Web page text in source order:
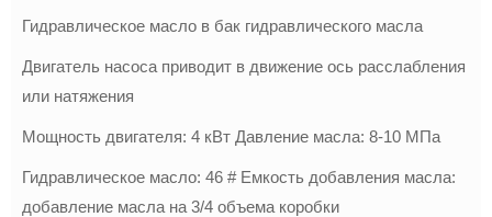
Гидравлическое масло в бак гидравлического масла
Двигатель насоса приводит в движение ось расслабления
или натяжения
Мощность двигателя: 4 кВт Давление масла: 8-10 МПа
Гидравлическое масло: 46 # Емкость добавления масла:
добавление масла на 3/4 объема коробки